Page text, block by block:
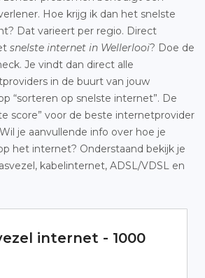
Hoe krijg ik dan het snelste
Dat varieert per regio. Direct
snelste internet in Wellerlooi? Doe de
Je vindt dan direct alle
in de buurt van jouw
“sorteren op snelste internet”. De
score” voor de beste internetprovider
je aanvullende info over hoe je
het internet? Onderstaand bekijk je
kabelinternet, ADSL/VDSL en
internet - 1000